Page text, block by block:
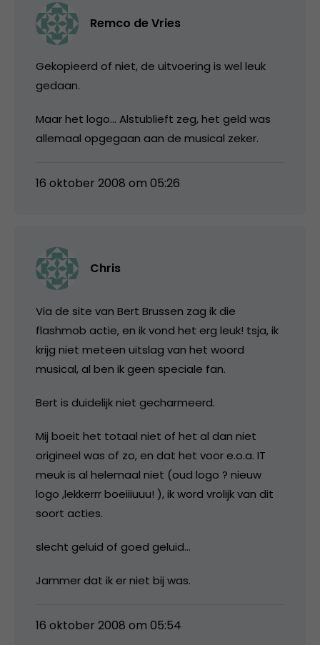
Remco de Vries
Gekopieerd of niet, de uitvoering is wel leuk
gedaan.
Maar het logo… Alstublieft zeg, het geld was
allemaal opgegaan aan de musical zeker.
16 oktober 2008 om 05:26
Chris
Via de site van Bert Brussen zag ik die
flashmob actie, en ik vond het erg leuk! tsja, ik
krijg niet meteen uitslag van het woord
musical, al ben ik geen speciale fan.
Bert is duidelijk niet gecharmeerd.
Mij boeit het totaal niet of het al dan niet
origineel was of zo, en dat het voor e.o.a. IT
meuk is al helemaal niet (oud logo ? nieuw
logo ,lekkerrr boeiiiuuu! ), ik word vrolijk van dit
soort acties.
slecht geluid of goed geluid…
Jammer dat ik er niet bij was.
16 oktober 2008 om 05:54